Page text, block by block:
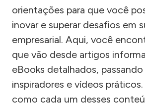
orientações para que você
inovar e superar desafios em
empresarial. Aqui, você
que vão desde artigos
eBooks detalhados,
inspiradores e vídeos
como cada um desses